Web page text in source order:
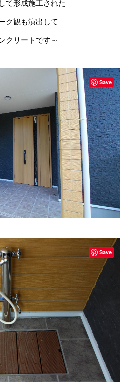
て形成施工された
ク観も演出して
クリートです～
Save
Save